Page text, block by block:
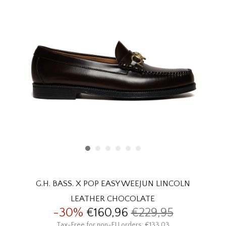
MARQUES
THE EDIT
G.H. BASS. X POP EASY WEEJUN LINCOLN
LEATHER CHOCOLATE
-30% €160,96€229,95